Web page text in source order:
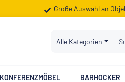
Große Auswahl an
Alle Kategorien
KONFERENZMÖBEL BARHOCKER